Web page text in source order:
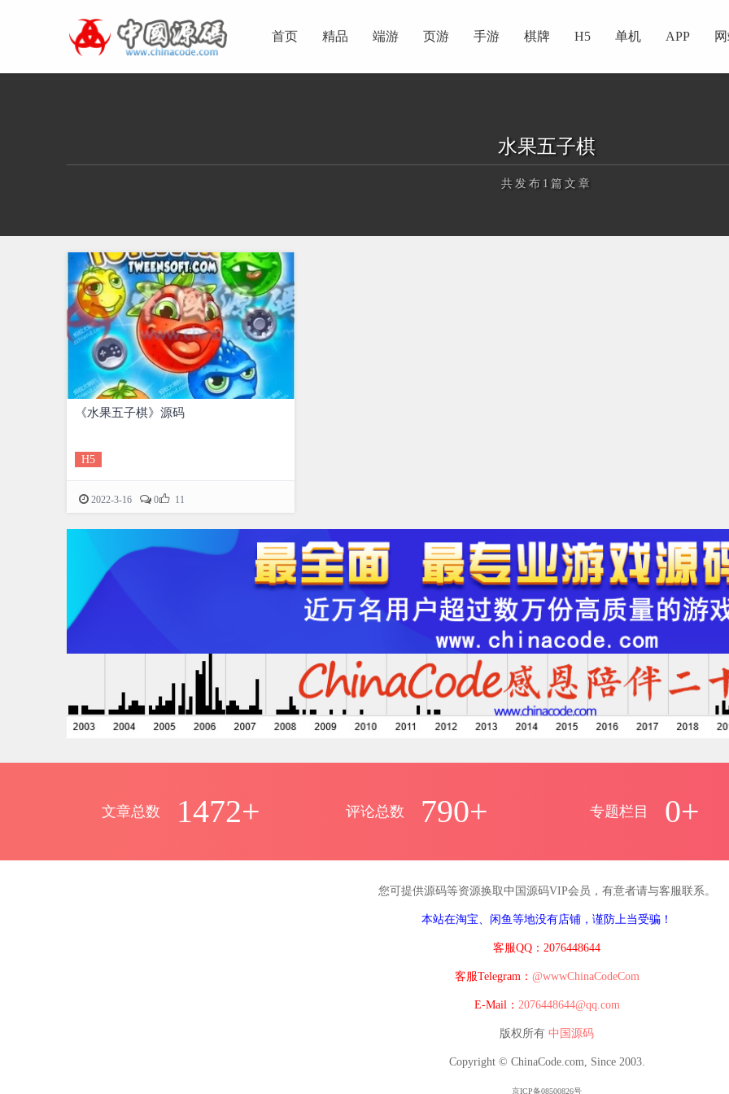
首页 精品 端游 页游 手游 棋牌 H5 单机 APP
水果五子棋
共发布1篇文章
《水果五子棋》源码
H5
2022-3-16 0 11
文章总数 1472+ 评论总数 790+ 专题栏目 0+
您可提供源码等资源换取中国源码VIP会员，有意者请与客服联系。
本站在淘宝、闲鱼等地没有店铺，谨防上当受骗！
客服QQ：2076448644
客服Telegram： @wwwChinaCodeCom
E-Mail： 2076448644@qq.com
版权所有 中国源码
Copyright © ChinaCode.com, Since 2003.
京ICP备08500826号